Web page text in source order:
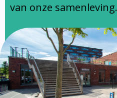
van onze samenleving.